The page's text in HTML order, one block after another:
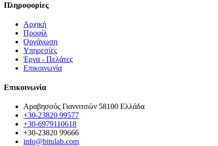
Πληροφορίες
Αρχική
Προφίλ
Οργάνωση
Υπηρεσίες
Έργα - Πελάτες
Επικοινωνία
Επικοινωνία
Αραβησσός Γιαννιτσών 58100 Ελλάδα
+30-23820 99577
+30-6979110618
+30-23820 99666
info@bitulab.com